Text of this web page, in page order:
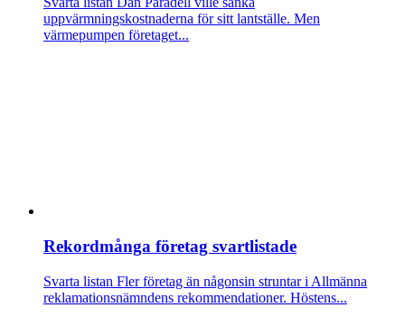
uppvärmningskostnaderna för sitt lantställe. Men
värmepumpen företaget...
Rekordmånga företag svartlistade
Svarta listan Fler företag än någonsin struntar i Allmänna
reklamationsnämndens rekommendationer. Höstens...